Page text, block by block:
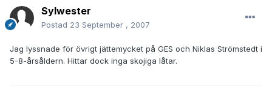
Sylwester
Postad 23 September , 2007
Jag lyssnade för övrigt jättemycket på GES och Niklas Strömstedt i
5-8-årsåldern. Hittar dock inga skojiga låtar.